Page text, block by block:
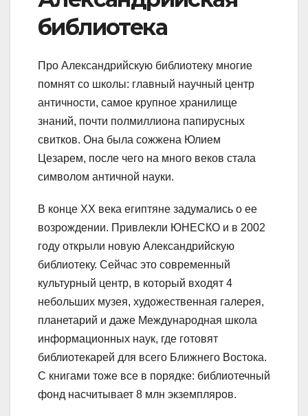
библиотека
Про Александрийскую библиотеку многие
помнят со школы: главный научный центр
античности, самое крупное хранилище
знаний, почти полмиллиона папирусных
свитков. Она была сожжена Юлием
Цезарем, после чего на много веков стала
символом античной науки.
В конце XX века египтяне задумались о ее
возрождении. Привлекли ЮНЕСКО и в 2002
году открыли новую Александрийскую
библиотеку. Сейчас это современный
культурный центр, в который входят 4
небольших музея, художественная галерея,
планетарий и даже Международная школа
информационных наук, где готовят
библиотекарей для всего Ближнего Востока.
С книгами тоже все в порядке: библиотечный
фонд насчитывает 8 млн экземпляров.